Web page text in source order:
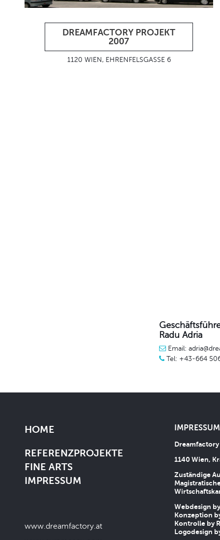
DREAMFACTORY PROJEKT
2007
1120 WIEN, EHRENFELSGASSE 6
Radu Adria
Email:
Tel: +43-664
HOME
REFERENZPROJEKTE
FINE ARTS
IMPRESSUM
www.dreamfactory.at
1140 Wien,
Zuständige
Webdesign
Konzeption
Kontrolle by
Logodesign